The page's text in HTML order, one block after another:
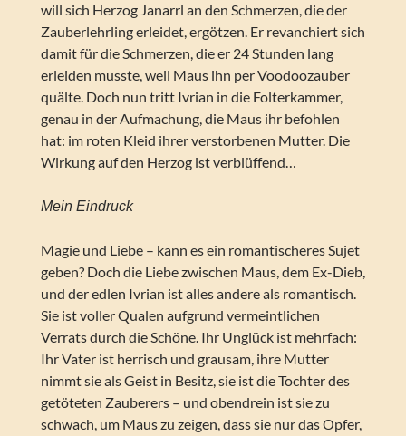
will sich Herzog Janarrl an den Schmerzen, die der
Zauberlehrling erleidet, ergötzen. Er revanchiert sich
damit für die Schmerzen, die er 24 Stunden lang
erleiden musste, weil Maus ihn per Voodoozauber
quälte. Doch nun tritt Ivrian in die Folterkammer,
genau in der Aufmachung, die Maus ihr befohlen
hat: im roten Kleid ihrer verstorbenen Mutter. Die
Wirkung auf den Herzog ist verblüffend…
Mein Eindruck
Magie und Liebe – kann es ein romantischeres Sujet
geben? Doch die Liebe zwischen Maus, dem Ex-Dieb,
und der edlen Ivrian ist alles andere als romantisch.
Sie ist voller Qualen aufgrund vermeintlichen
Verrats durch die Schöne. Ihr Unglück ist mehrfach:
Ihr Vater ist herrisch und grausam, ihre Mutter
nimmt sie als Geist in Besitz, sie ist die Tochter des
getöteten Zauberers – und obendrein ist sie zu
schwach, um Maus zu zeigen, dass sie nur das Opfer,